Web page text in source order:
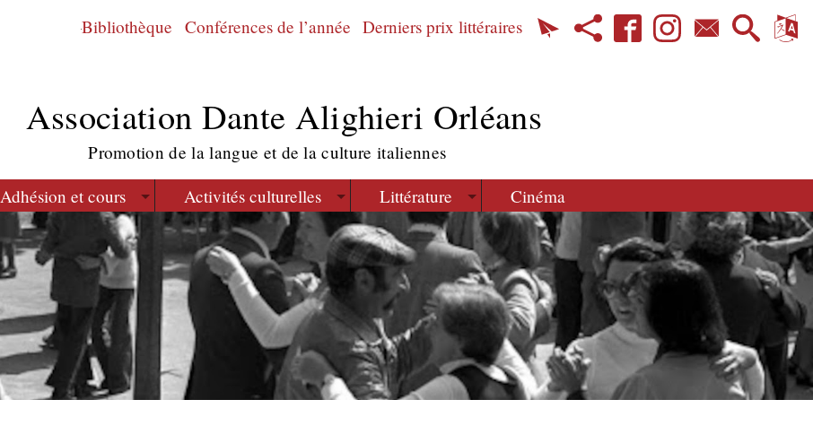
Bibliothèque Conférences de l’année Derniers prix littéraires
Association Dante Alighieri Orléans
Promotion de la langue et de la culture italiennes
Adhésion et cours Activités culturelles Littérature Cinéma